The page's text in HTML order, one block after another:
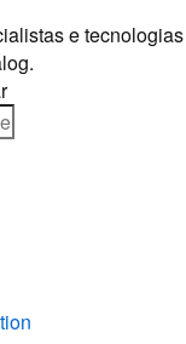
e tecnologias